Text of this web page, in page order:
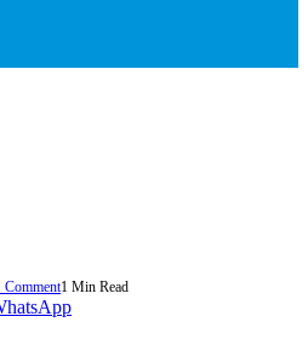
Comment1 Min Read